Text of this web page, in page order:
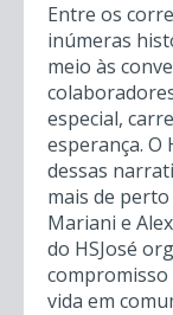
Entre os
inúmeras
meio às
especial,
esperança. O
dessas
mais de
Mariani e
do HSJosé
compromisso
vida em